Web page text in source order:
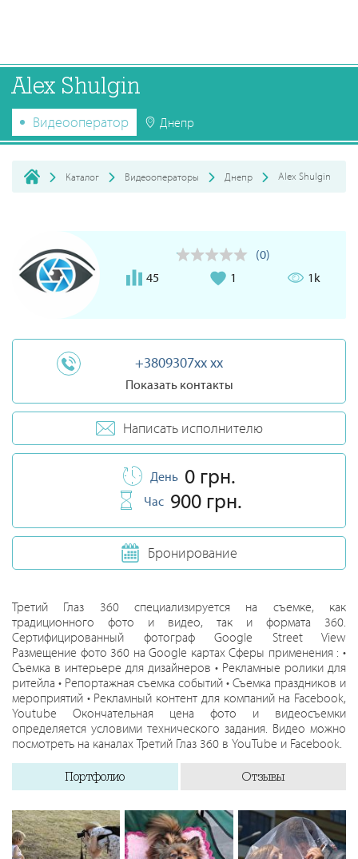
Alex Shulgin
Видеооператор Днепр
Каталог Видеооператоры Днепр Alex Shulgin
(0)
45
1 1k
+3809307xx xx
Показать контакты
Написать исполнителю
День 0 грн.
Час 900 грн.
Бронирование
Третий Глаз 360 специализируется на съемке, как
традиционного фото и видео, так и формата 360.
Cертифицированный фотограф Google Street View
Размещение фото 360 на Google картах Сферы применения : •
Съемка в интерьере для дизайнеров • Рекламные ролики для
ритейла • Репортажная съемка событий • Съемка праздников и
мероприятий • Рекламный контент для компаний на Facebook,
Youtube Окончательная цена фото и видеосъемки
определяется условими технического задания. Видео можно
посмотреть на каналах Третий Глаз 360 в YouTube и Facebook.
Портфолио Отзывы